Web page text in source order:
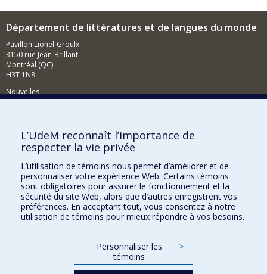
Département de littératures et de langues du monde
Pavillon Lionel-Groulx
3150 rue Jean-Brillant
Montréal (QC)
H3T 1N8
Nouvelles
Comment soutenir le Département?
BESOIN D'AIDE?
Plan du site
Signaler une erreur
Accessibilité
FACULTÉ DES ARTS ET DES SCIENCES
Nos départements et écoles
L’UdeM reconnaît l’importance de
respecter la vie privée
L’utilisation de témoins nous permet d’améliorer et de
personnaliser votre expérience Web. Certains témoins
sont obligatoires pour assurer le fonctionnement et la
sécurité du site Web, alors que d’autres enregistrent vos
préférences. En acceptant tout, vous consentez à notre
utilisation de témoins pour mieux répondre à vos besoins.
Personnaliser les
témoins
>